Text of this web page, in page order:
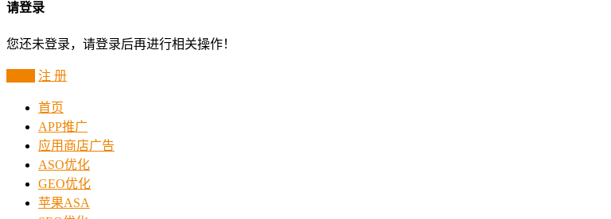
请登录
您还未登录，请登录后再进行相关操作！
注 册
首页
APP推广
应用商店广告
ASO优化
GEO优化
苹果ASA